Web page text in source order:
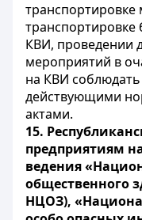
КВИ, проведении
мероприятий в
на КВИ
действующими
актами.
15.
предприятиям
ведения
общественного
НЦОЗ),